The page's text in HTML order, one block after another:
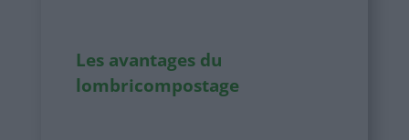
Les avantages du
lombricompostage